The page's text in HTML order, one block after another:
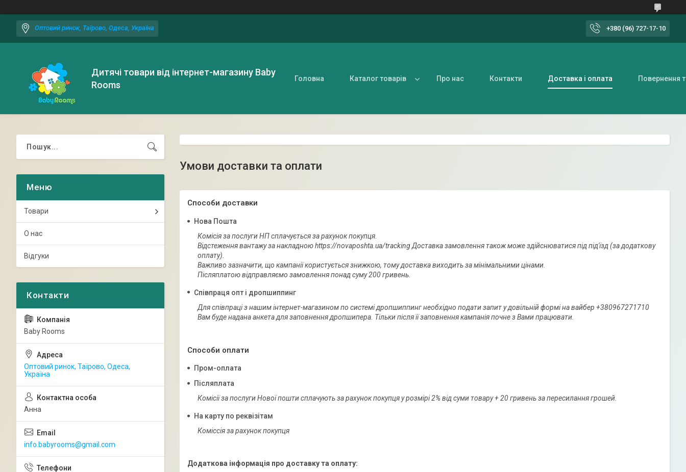
Оптовий ринок, Таїрово, Одеса, Україна +380 (96) 727-17-10
Дитячі товари від інтернет-магазину Baby
Rooms
Головна Каталог товарів Про нас Контакти Доставка і оплата Повернення
Умови доставки та оплати
Способи доставки
Нова Пошта
Комісія за послуги НП сплачується за рахунок покупця.
Відстеження вантажу за накладною https://novaposhta.ua/tracking Доставка замовлення також може здійснюватися під під'їзд (за додаткову
оплату).
Важливо зазначити, що кампанії користується знижкою, тому доставка виходить за мінімальними цінами.
Післяплатою відправляємо замовлення понад суму 200 гривень.
Співпраця опт і дропшиппинг
Для співпраці з нашим інтернет-магазином по системі дропшиппинг необхідно подати запит у довільній формі на вайбер +380967271710
Вам буде надана анкета для заповнення дропшипера. Тільки після її заповнення кампанія почне з Вами працювати.
Способи оплати
Пром-оплата
Післяплата
Комісії за послуги Нової пошти сплачують за рахунок покупця у розмірі 2% від суми товару + 20 гривень за пересилання грошей.
На карту по реквізітам
Коміссія за рахунок покупця
Товари
О нас
Відгуки
Baby Rooms
Оптовий ринок, Таїрово, Одеса,
Україна
Анна
info.babyrooms@gmail.com